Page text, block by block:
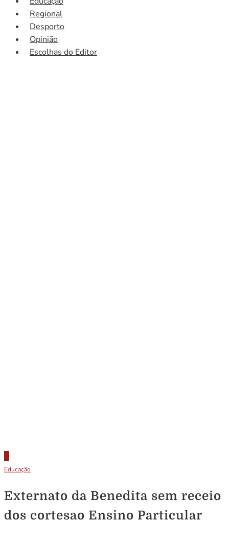
Regional
Desporto
Opinião
Escolhas do Editor
Educação
Externato da Benedita sem receio
dos cortesao Ensino Particular